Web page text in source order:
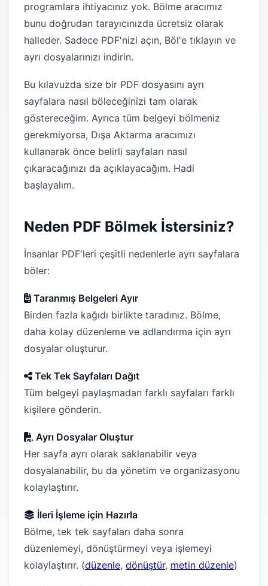
programlara ihtiyacınız yok. Bölme aracımız
bunu doğrudan tarayıcınızda ücretsiz olarak
halleder. Sadece PDF'nizi açın, Böl'e tıklayın ve
ayrı dosyalarınızı indirin.
Bu kılavuzda size bir PDF dosyasını ayrı
sayfalara nasıl böleceğinizi tam olarak
göstereceğim. Ayrıca tüm belgeyi bölmeniz
gerekmiyorsa, Dışa Aktarma aracımızı
kullanarak önce belirli sayfaları nasıl
çıkaracağınızı da açıklayacağım. Hadi
başlayalım.
Neden PDF Bölmek İstersiniz?
İnsanlar PDF'leri çeşitli nedenlerle ayrı sayfalara
böler:
Taranmış Belgeleri Ayır
Birden fazla kağıdı birlikte taradınız. Bölme,
daha kolay düzenleme ve adlandırma için ayrı
dosyalar oluşturur.
Tek Tek Sayfaları Dağıt
Tüm belgeyi paylaşmadan farklı sayfaları farklı
kişilere gönderin.
Ayrı Dosyalar Oluştur
Her sayfa ayrı olarak saklanabilir veya
dosyalanabilir, bu da yönetim ve organizasyonu
kolaylaştırır.
İleri İşleme için Hazırla
Bölme, tek tek sayfaları daha sonra
düzenlemeyi, dönüştürmeyi veya işlemeyi
kolaylaştırır. (düzenle, dönüştür, metin düzenle)